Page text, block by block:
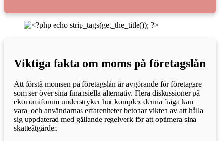
Viktiga fakta om moms på företagslån
Att förstå momsen på företagslån är avgörande för företagare
som ser över sina finansiella alternativ. Flera diskussioner på
ekonomiforum understryker hur komplex denna fråga kan
vara, och användarnas erfarenheter betonar vikten av att hålla
sig uppdaterad med gällande regelverk för att optimera sina
skatteåtgärder.